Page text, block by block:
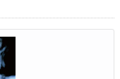
g
a